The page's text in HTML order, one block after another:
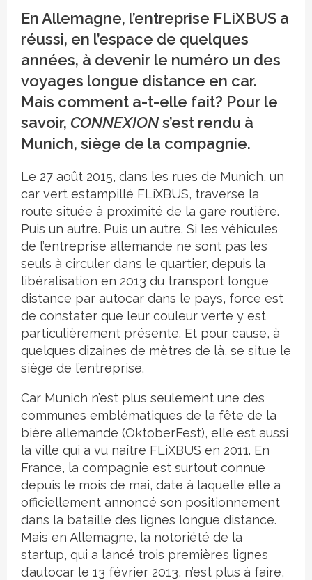
En Allemagne, l’entreprise FLiXBUS a
réussi, en l’espace de quelques
années, à devenir le numéro un des
voyages longue distance en car.
Mais comment a-t-elle fait? Pour le
savoir, CONNEXIONs’est rendu à
Munich, siège de la compagnie.
Le 27 août 2015, dans les rues de Munich, un
car vert estampillé FLiXBUS, traverse la
route située à proximité de la gare routière.
Puis un autre. Puis un autre. Si les véhicules
de l’entreprise allemande ne sont pas les
seuls à circuler dans le quartier, depuis la
libéralisation en 2013 du transport longue
distance par autocar dans le pays, force est
de constater que leur couleur verte y est
particulièrement présente. Et pour cause, à
quelques dizaines de mètres de là, se situe le
siège de l’entreprise.
Car Munich n’est plus seulement une des
communes emblématiques de la fête de la
bière allemande (OktoberFest), elle est aussi
la ville qui a vu naître FLiXBUS en 2011. En
France, la compagnie est surtout connue
depuis le mois de mai, date à laquelle elle a
officiellement annoncé son positionnement
dans la bataille des lignes longue distance.
Mais en Allemagne, la notoriété de la
startup, qui a lancé trois premières lignes
d’autocar le 13 février 2013, n’est plus à faire,